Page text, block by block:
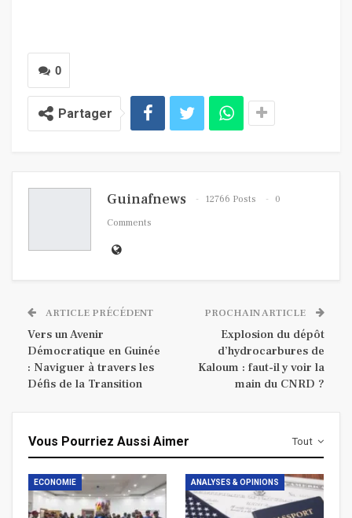
0
Partager
Guinafnews 12766 Posts
0
Comments
ARTICLE PRÉCÉDENT
Vers un Avenir
Démocratique en Guinée
: Naviguer à travers les
Défis de la Transition
PROCHAIN ARTICLE
Explosion du dépôt
d’hydrocarbures de
Kaloum : faut-il y voir la
main du CNRD ?
Tout
Vous Pourriez Aussi Aimer
ECONOMIE ANALYSES & OPINIONS